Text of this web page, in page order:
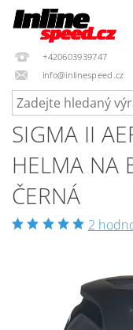
+420603939747
info@inlinespeed.cz
SIGMA II
HELMA NA
ČERNÁ
2